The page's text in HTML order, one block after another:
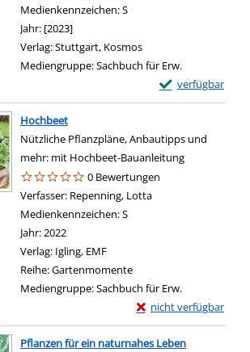
Medienkennzeichen:S
Jahr: [2023]
Verlag:Stuttgart, Kosmos
Mediengruppe:Sachbuch für Erw.
verfügbar
Exemplar-
Hochbeet
Nützliche Pflanzpläne, Anbautipps und
mehr: mit Hochbeet-Bauanleitung
0 Bewertungen
Verfasser: Repenning, Lotta
Medienkennzeichen:S
Jahr:2022
Verlag: Igling, EMF
Reihe:Gartenmomente
Mediengruppe:Sachbuch für Erw.
nicht verfügbar
Exemplar-Details von
Pflanzen für ein naturnahes Leben